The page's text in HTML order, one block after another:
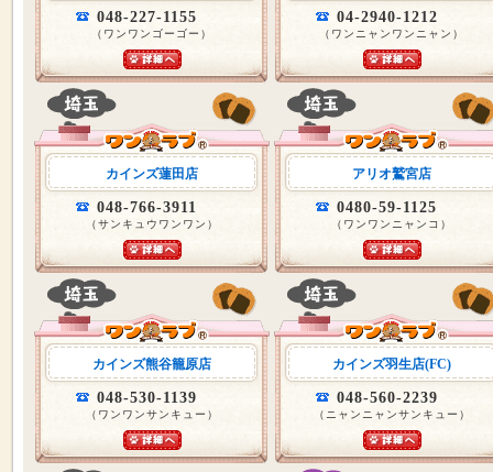
048-227-1155
（ワンワンゴーゴー）
04-2940-1212
（ワンニャンワンニャン）
カインズ蓮田店
048-766-3911
（サンキュウワンワン）
アリオ鷲宮店
0480-59-1125
（ワンワンニャンコ）
カインズ熊谷籠原店
048-530-1139
（ワンワンサンキュー）
カインズ羽生店(FC)
048-560-2239
（ニャンニャンサンキュー）